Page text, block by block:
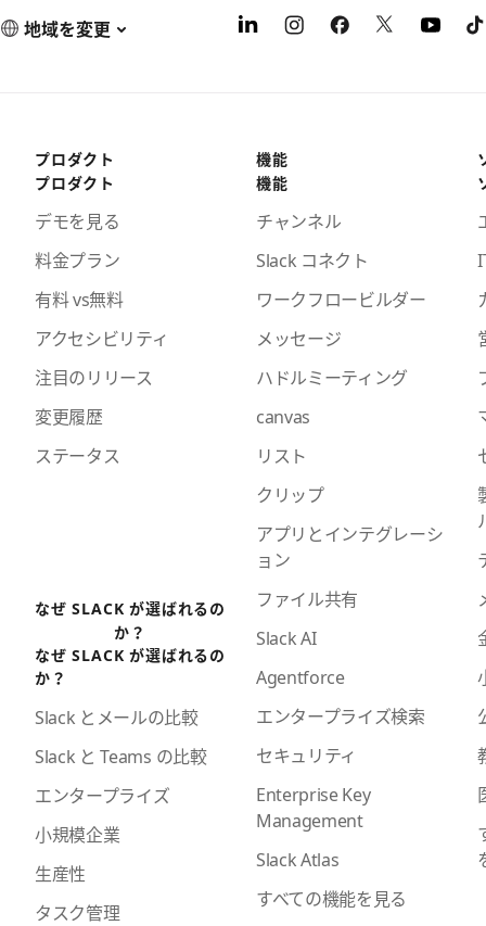
地域を変更
プロダクト
プロダクト
デモを見る
料金プラン
有料 vs無料
アクセシビリティ
注目のリリース
変更履歴
ステータス
なぜ SLACK が選ばれるの
か？
なぜ SLACK が選ばれるの
か？
Slack とメールの比較
Slack と Teams の比較
エンタープライズ
小規模企業
生産性
タスク管理
機能
機能
チャンネル
Slack コネクト
ワークフロービルダー
メッセージ
ハドルミーティング
canvas
リスト
クリップ
アプリとインテグレーシ
ョン
ファイル共有
Slack AI
Agentforce
エンタープライズ検索
セキュリティ
Enterprise Key
Management
Slack Atlas
すべての機能を見る